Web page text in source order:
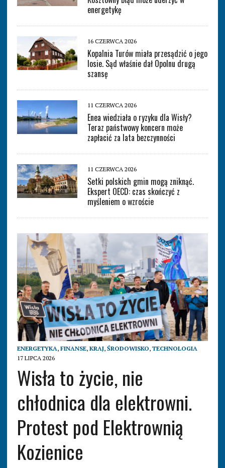
energetykę
16 CZERWCA 2026
Kopalnia Turów miała przesądzić o jego
losie. Sąd właśnie dał Opolnu drugą
szansę
11 CZERWCA 2026
Enea wiedziała o ryzyku dla Wisły?
Teraz państwowy koncern może
zapłacić za lata bezczynności
11 CZERWCA 2026
Setki polskich gmin mogą zniknąć.
Ekspert OECD: czas skończyć z
myśleniem o wzroście
ENERGETYKA, FINANSE, KRAJ, ŚRODOWISKO, TECHNOLOGIA
17 LIPCA 2026
Wisła to życie, nie
chłodnica dla elektrowni.
Protest pod Elektrownią
Kozienice